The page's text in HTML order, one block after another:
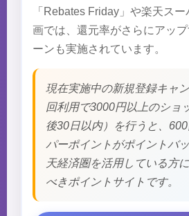
「Rebates Friday」や楽天ス
画では、還元率がさらにアッ
ーンも実施されています。
現在実施中の新規登録キャ
回利用で3000円以上のショ
後30日以内）を行うと、
パーポイントがポイントバ
天経済圏を活用している方
べきポイントサイトです。